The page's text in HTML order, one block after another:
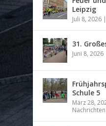
Leipzig
Juli 8, 2026 |
31.
Juni 8, 2026
Schule 5
März 28,
Nachrichten